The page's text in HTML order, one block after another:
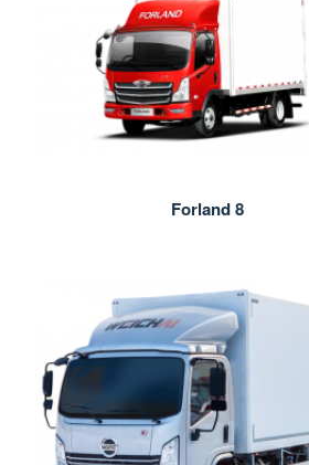
Forland 8